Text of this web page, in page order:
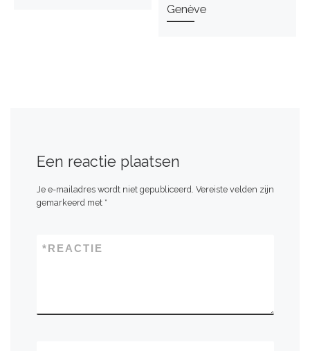
Genève
Een reactie plaatsen
Je e-mailadres wordt niet gepubliceerd. Vereiste velden zijn
gemarkeerd met *
REACTIE
*